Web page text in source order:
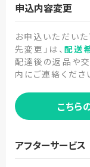
申込内容変更
お申込いただいた
先変更」は、 配送
配達後の返品や
内にご連絡くださ
こちら
アフターサービス